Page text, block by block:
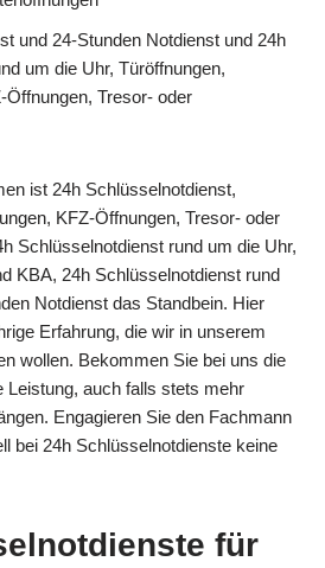
und 24-Stunden Notdienst und 24h
um die Uhr, Türöffnungen,
Öffnungen, Tresor- oder
ist 24h Schlüsselnotdienst,
KFZ-Öffnungen, Tresor- oder
Schlüsselnotdienst rund um die Uhr,
KBA, 24h Schlüsselnotdienst rund
Notdienst das Standbein. Hier
Erfahrung, die wir in unserem
wollen. Bekommen Sie bei uns die
Leistung, auch falls stets mehr
Engagieren Sie den Fachmann
bei 24h Schlüsselnotdienste keine
für